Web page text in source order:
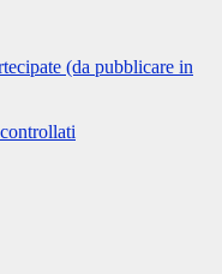
(da pubblicare in